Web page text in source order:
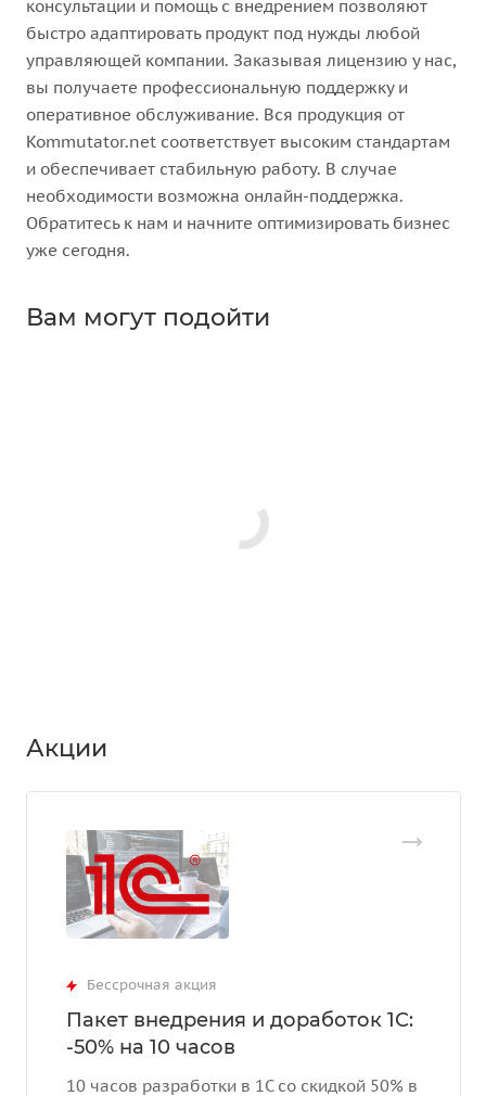
консультации и помощь с внедрением позволяют
быстро адаптировать продукт под нужды любой
управляющей компании. Заказывая лицензию у нас,
вы получаете профессиональную поддержку и
оперативное обслуживание. Вся продукция от
Kommutator.net соответствует высоким стандартам
и обеспечивает стабильную работу. В случае
необходимости возможна онлайн-поддержка.
Обратитесь к нам и начните оптимизировать бизнес
уже сегодня.
Вам могут подойти
Акции
Бессрочная акция
Пакет внедрения и доработок 1С:
-50% на 10 часов
10 часов разработки в 1С со скидкой 50% в